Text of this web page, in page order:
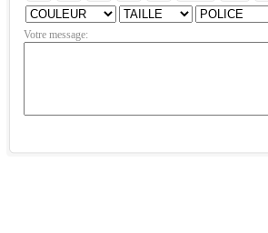
Votre message: